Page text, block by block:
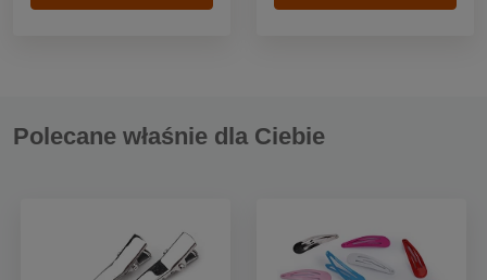
Polecane właśnie dla Ciebie